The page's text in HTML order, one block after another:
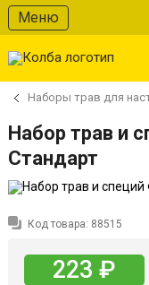
Меню
Наборы трав для
Набор трав и
Стандарт
Код товара: 88515
223 ₽